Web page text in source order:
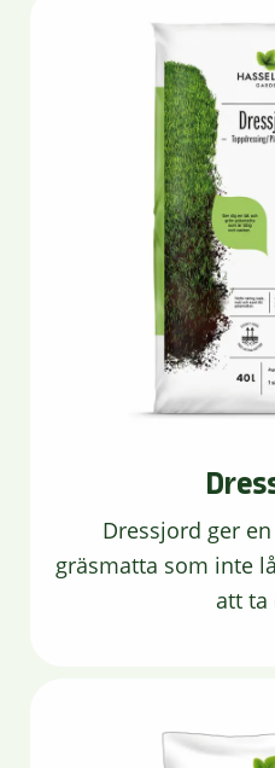
Dressjord ger
gräsmatta som inte
att ta